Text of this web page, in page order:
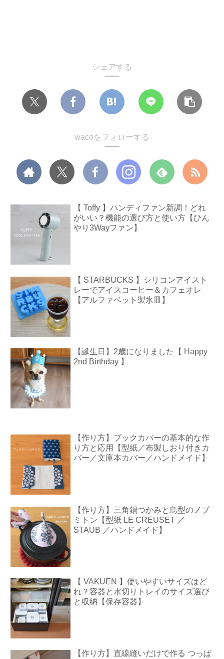
シェアする
wacoをフォローする
【 Toffy 】ハンディファン新調！どれ
がいい？機能の選び方と使い方【ひん
やり3Wayファン】
【 STARBUCKS 】シリコンアイスト
レーでアイスコーヒー＆カフェオレ
【アルファベット製氷皿】
【誕生日】2歳になりました【 Happy
2nd Birthday 】
【作り方】ブックカバーの基本的な作
り方と応用【型紙／布製しおり付きカ
バー／文庫本カバー／ハンドメイド】
【作り方】三角鍋つかみと鳥型のノブ
ミトン【型紙 LE CREUSET ／
STAUB ／ハンドメイド】
【 VAKUEN 】使いやすいサイズはど
れ？容器と水切りトレイのサイズ選び
と収納【保存容器】
【作り方】直線縫いだけで作る つっぱ